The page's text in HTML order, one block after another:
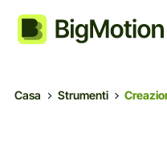
Casa Strumenti